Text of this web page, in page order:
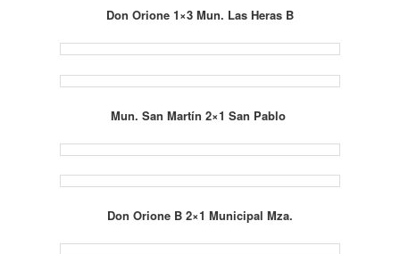
Don Orione 1×3 Mun. Las Heras B
Mun. San Martín 2×1 San Pablo
Don Orione B 2×1 Municipal Mza.